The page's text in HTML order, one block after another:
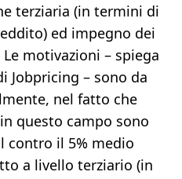
terziaria (in termini di
ed impegno dei
motivazioni – spiega
Jobpricing – sono da
nel fatto che
questo campo sono
contro il 5% medio
a livello terziario (in